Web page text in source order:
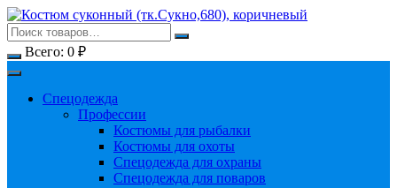
Перейти
к
содержимому
Всего: 0 ₽
Спецодежда
Профессии
Костюмы для рыбалки
Костюмы для охоты
Спецодежда для охраны
Спецодежда для поваров